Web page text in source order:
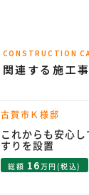
CONSTRUCTION
関連する施工
古賀市Ｋ様邸
これからも安心
すりを設置
総額 16万円(税込)